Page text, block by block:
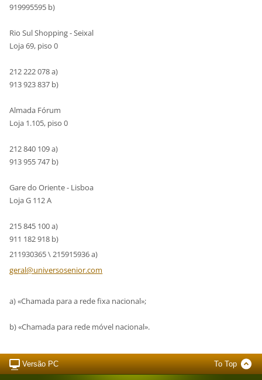
919995595 b)
Rio Sul Shopping - Seixal
Loja 69, piso 0
212 222 078 a)
913 923 837 b)
Almada Fórum
Loja 1.105, piso 0
212 840 109 a)
913 955 747 b)
Gare do Oriente - Lisboa
Loja G 112 A
215 845 100 a)
911 182 918 b)
211930365 \ 215915936 a)
geral@universosenior.com
a) «Chamada para a rede fixa nacional»;
b) «Chamada para rede móvel nacional».
Versão PC To Top